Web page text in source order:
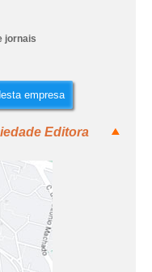
jornais
empresa
Editora